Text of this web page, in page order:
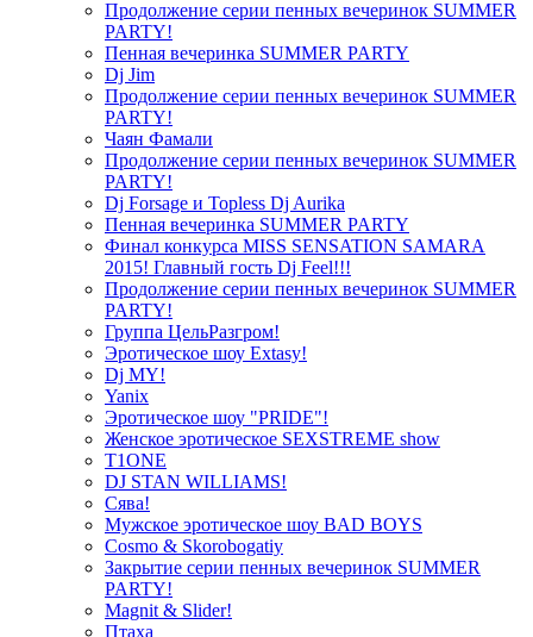
Продолжение серии пенных вечеринок SUMMER
PARTY!
Пенная вечеринка SUMMER PARTY
Dj Jim
Продолжение серии пенных вечеринок SUMMER
PARTY!
Чаян Фамали
Продолжение серии пенных вечеринок SUMMER
PARTY!
Dj Forsage и Topless Dj Aurika
Пенная вечеринка SUMMER PARTY
Финал конкурса MISS SENSATION SAMARA
2015! Главный гость Dj Feel!!!
Продолжение серии пенных вечеринок SUMMER
PARTY!
Группа ЦельРазгром!
Эротическое шоу Extasy!
Dj MY!
Yanix
Эротическое шоу "PRIDE"!
Женское эротическое SEXSTREME show
T1ONE
DJ STAN WILLIAMS!
Сява!
Мужское эротическое шоу BAD BOYS
Cosmo & Skorobogatiy
Закрытие серии пенных вечеринок SUMMER
PARTY!
Magnit & Slider!
Птаха